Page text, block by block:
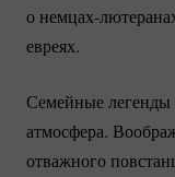
онемцах-
евреях.
Семейные легенды
атмосфера.
отважного